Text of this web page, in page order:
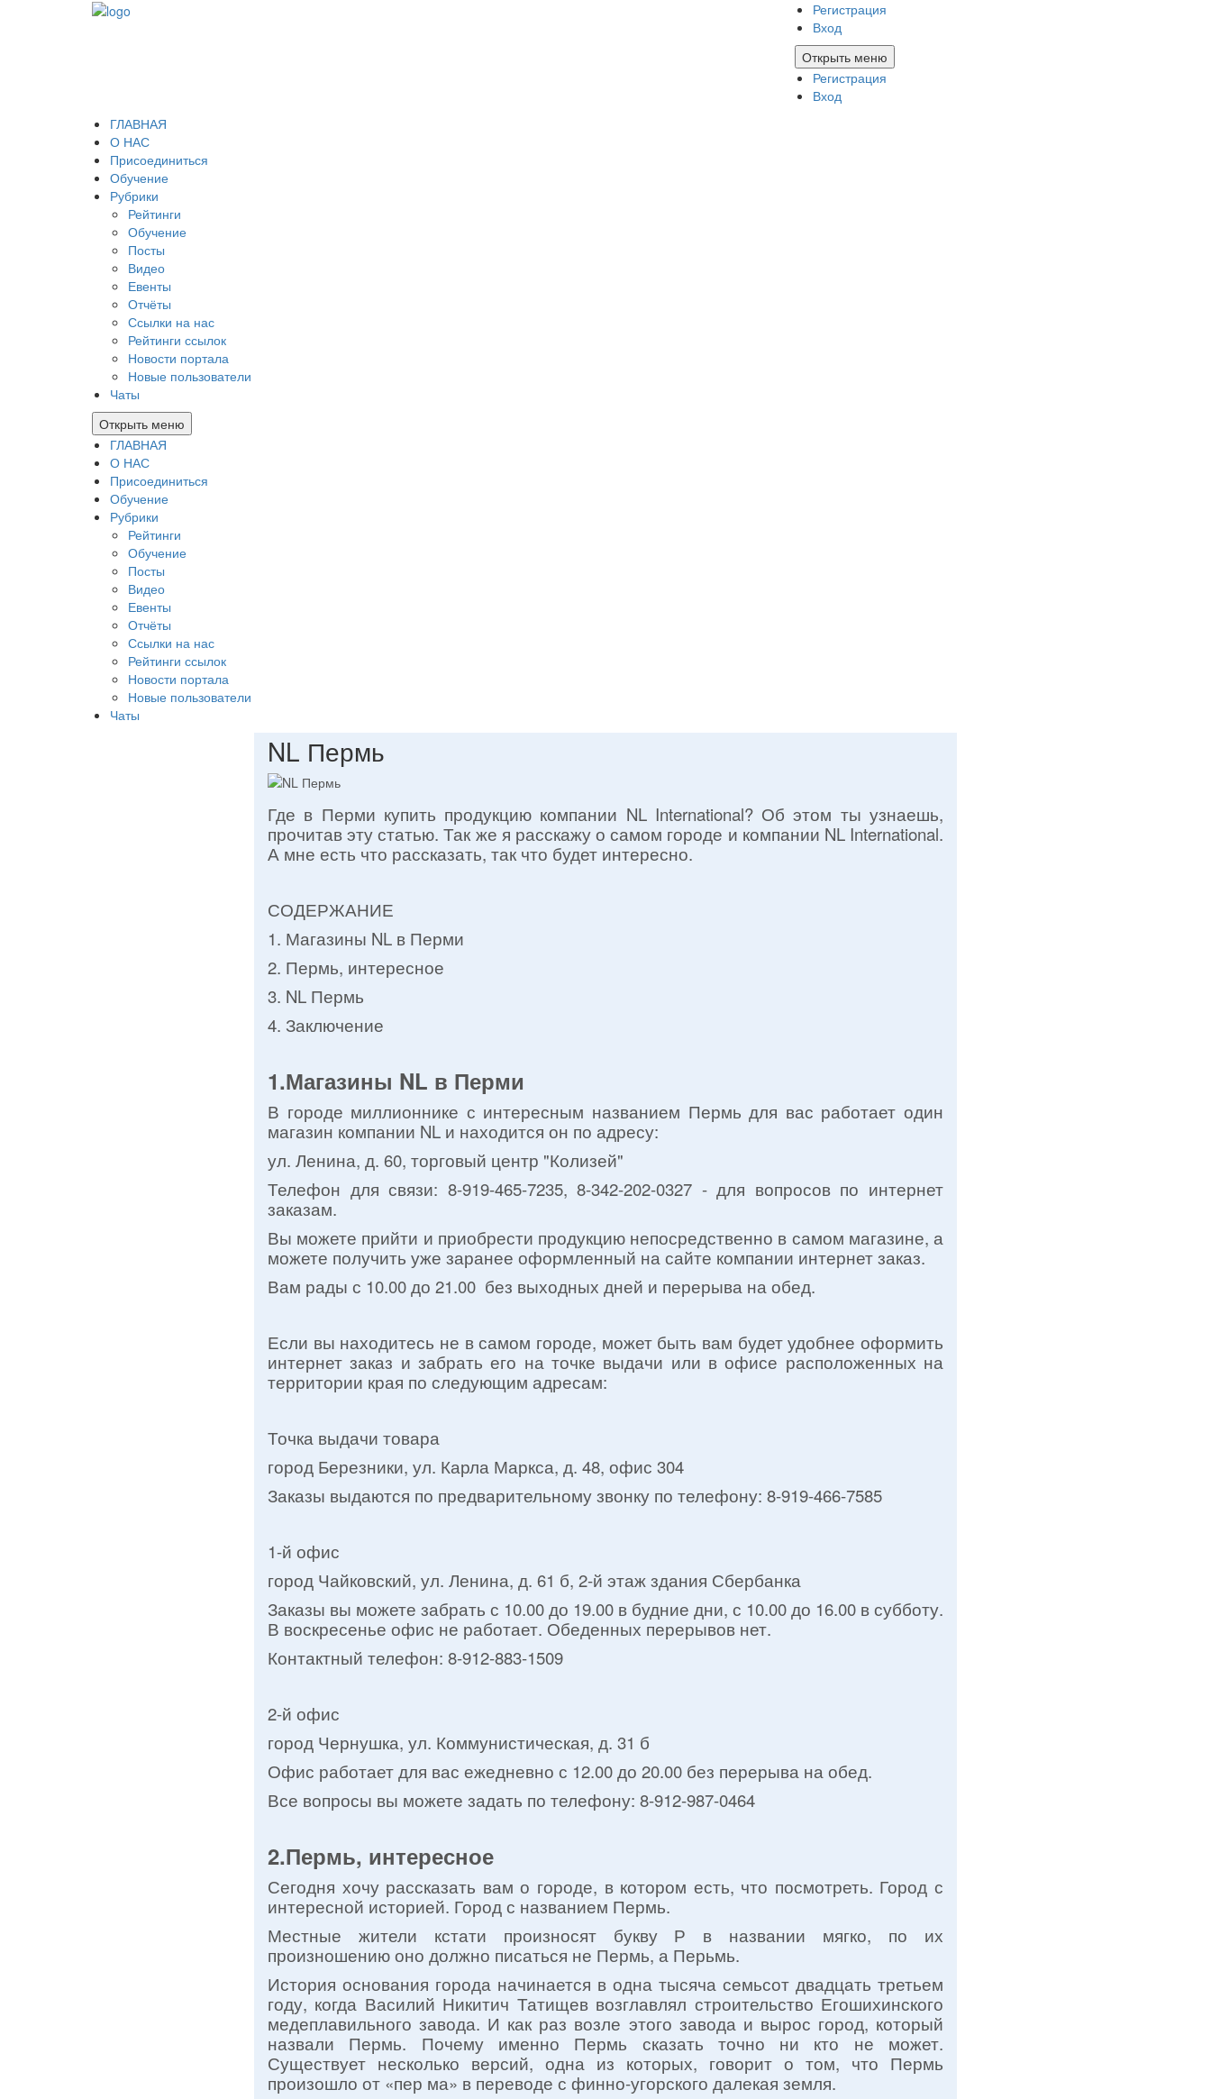
Регистрация
Вход
Открыть меню
Регистрация
Вход
ГЛАВНАЯ
О НАС
Присоединиться
Обучение
Рубрики
Рейтинги
Обучение
Посты
Видео
Евенты
Отчёты
Ссылки на нас
Рейтинги ссылок
Новости портала
Новые пользователи
Чаты
Открыть меню
ГЛАВНАЯ
О НАС
Присоединиться
Обучение
Рубрики
Рейтинги
Обучение
Посты
Видео
Евенты
Отчёты
Ссылки на нас
Рейтинги ссылок
Новости портала
Новые пользователи
Чаты
NL Пермь
Где в Перми купить продукцию компании NL International? Об этом ты узнаешь,
прочитав эту статью. Так же я расскажу о самом городе и компании NL International.
А мне есть что рассказать, так что будет интересно.
СОДЕРЖАНИЕ
1. Магазины NL в Перми
2. Пермь, интересное
3. NL Пермь
4. Заключение
1.Магазины NL в Перми
В городе миллионнике с интересным названием Пермь для вас работает один
магазин компании NL и находится он по адресу:
ул. Ленина, д. 60, торговый центр "Колизей"
Телефон для связи: 8-919-465-7235, 8-342-202-0327 - для вопросов по интернет
заказам.
Вы можете прийти и приобрести продукцию непосредственно в самом магазине, а
можете получить уже заранее оформленный на сайте компании интернет заказ.
Вам рады с 10.00 до 21.00 без выходных дней и перерыва на обед.
Если вы находитесь не в самом городе, может быть вам будет удобнее оформить
интернет заказ и забрать его на точке выдачи или в офисе расположенных на
территории края по следующим адресам:
Точка выдачи товара
город Березники, ул. Карла Маркса, д. 48, офис 304
Заказы выдаются по предварительному звонку по телефону: 8-919-466-7585
1-й офис
город Чайковский, ул. Ленина, д. 61 б, 2-й этаж здания Сбербанка
Заказы вы можете забрать с 10.00 до 19.00 в будние дни, с 10.00 до 16.00 в субботу.
В воскресенье офис не работает. Обеденных перерывов нет.
Контактный телефон: 8-912-883-1509
2-й офис
город Чернушка, ул. Коммунистическая, д. 31 б
Офис работает для вас ежедневно с 12.00 до 20.00 без перерыва на обед.
Все вопросы вы можете задать по телефону: 8-912-987-0464
2.Пермь, интересное
Сегодня хочу рассказать вам о городе, в котором есть, что посмотреть. Город с
интересной историей. Город с названием Пермь.
Местные жители кстати произносят букву Р в названии мягко, по их
произношению оно должно писаться не Пермь, а Перьмь.
История основания города начинается в одна тысяча семьсот двадцать третьем
году, когда Василий Никитич Татищев возглавлял строительство Егошихинского
медеплавильного завода. И как раз возле этого завода и вырос город, который
назвали Пермь. Почему именно Пермь сказать точно ни кто не может.
Существует несколько версий, одна из которых, говорит о том, что Пермь
произошло от «пер ма» в переводе с финно-угорского далекая земля.